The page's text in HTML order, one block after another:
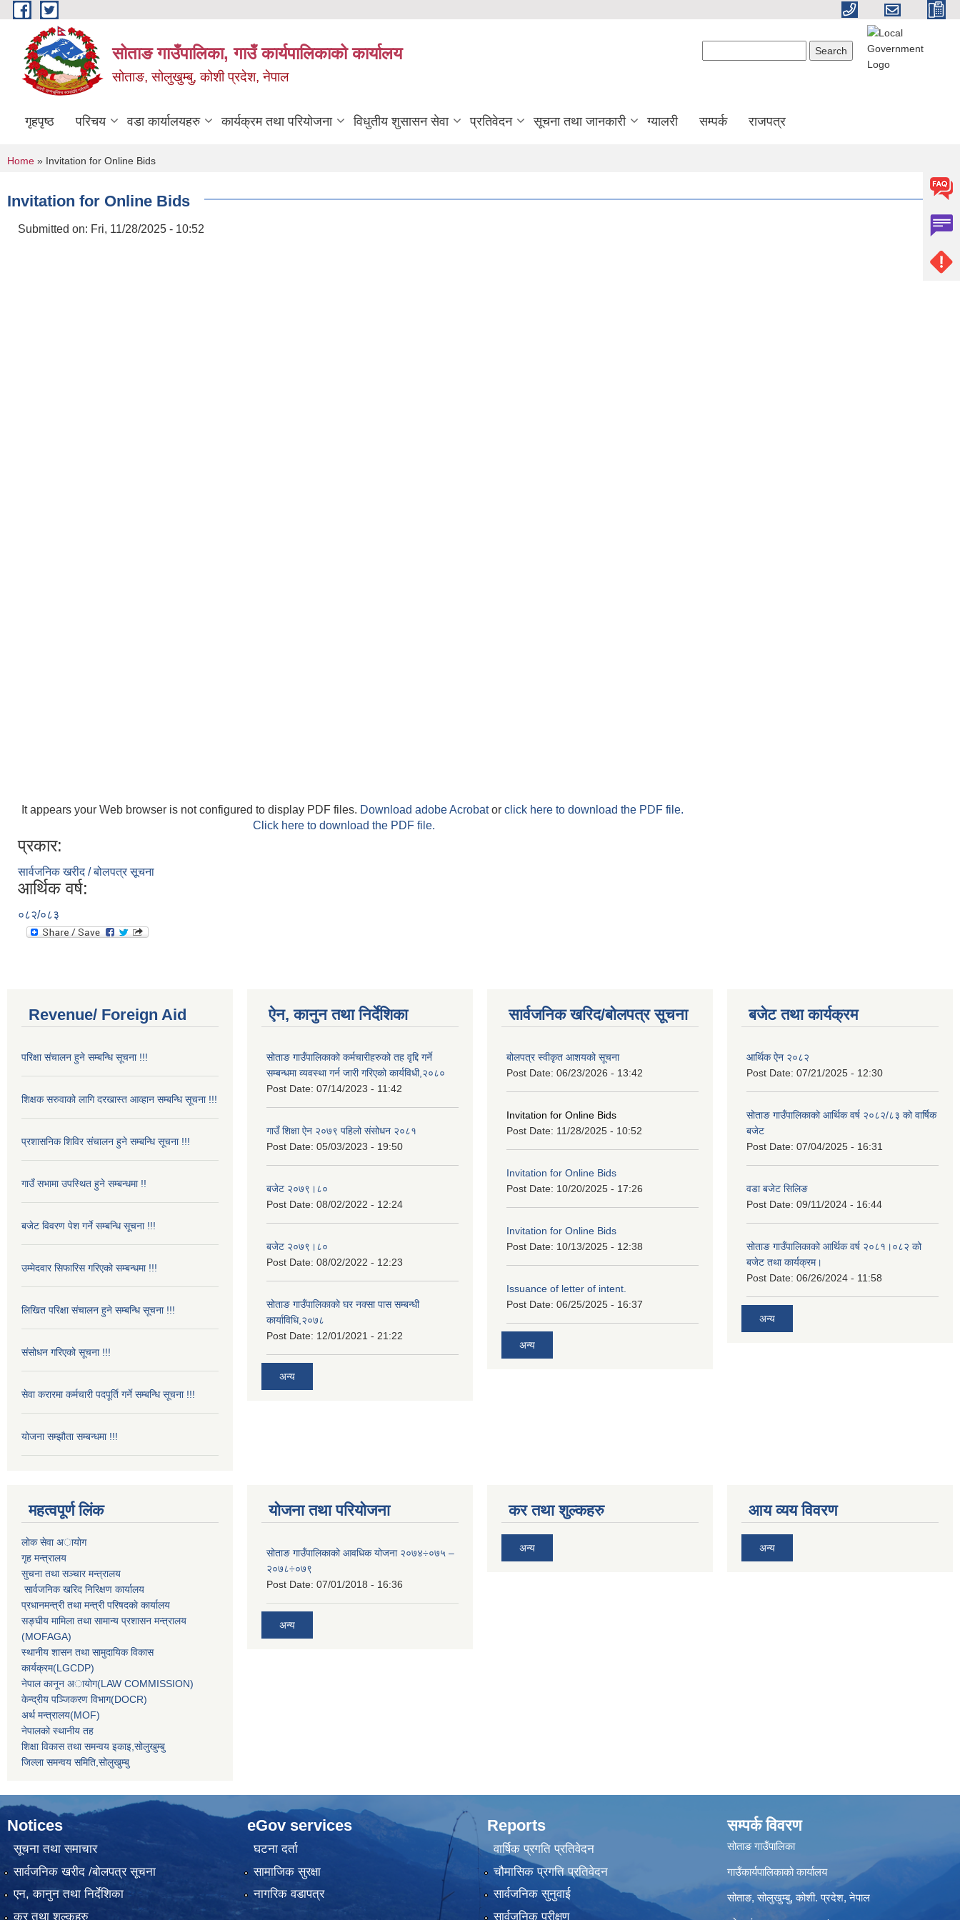
Skip to main content
सोताङ गाउँपालिका, गाउँ कार्यपालिकाको कार्यालय
सोताङ, सोलुखुम्बु, कोशी प्रदेश, नेपाल
गृहपृष्ठ परिचय वडा कार्यालयहरु कार्यक्रम तथा परियोजना विधुतीय शुसासन सेवा प्रतिवेदन सूचना तथा जानकारी ग्यालरी सम्पर्क राजपत्र
You are here
Home » Invitation for Online Bids
Invitation for Online Bids
Submitted on: Fri, 11/28/2025 - 10:52
It appears your Web browser is not configured to display PDF files. Download adobe Acrobator click here to download the PDF file.
Click here to download the PDF file.
प्रकार:
सार्वजनिक खरीद / बोलपत्र सूचना
आर्थिक वर्ष:
०८२/०८३
Revenue/ Foreign Aid
परिक्षा संचालन हुने सम्बन्धि सूचना !!!
शिक्षक सरुवाको लागि दरखास्त आव्हान सम्बन्धि सूचना !!!
प्रशासनिक शिविर संचालन हुने सम्बन्धि सूचना !!!
गाउँ सभामा उपस्थित हुने सम्बन्धमा !!
बजेट विवरण पेश गर्ने सम्बन्धि सूचना !!!
उम्मेदवार सिफारिस गरिएको सम्बन्धमा !!!
लिखित परिक्षा संचालन हुने सम्बन्धि सूचना !!!
संसोधन गरिएको सूचना !!!
सेवा करारमा कर्मचारी पदपूर्ति गर्ने सम्बन्धि सूचना !!!
योजना सम्झौता सम्बन्धमा !!!
ऐन, कानुन तथा निर्देशिका
सोताङ गाउँपालिकाको कर्मचारीहरुको तह वृद्दि गर्ने
सम्बन्धमा व्यवस्था गर्न जारी गरिएको कार्यविधी,२०८०
Post Date: 07/14/2023 - 11:42
गाउँ शिक्षा ऐन २०७९ पहिलो संसोधन २०८१
Post Date: 05/03/2023 - 19:50
बजेट २०७९।८०
Post Date: 08/02/2022 - 12:24
बजेट २०७९।८०
Post Date: 08/02/2022 - 12:23
सोताङ गाउँपालिकाको घर नक्सा पास सम्बन्धी
कार्याविधि,२०७८
Post Date: 12/01/2021 - 21:22
अन्य
सार्वजनिक खरिद/बोलपत्र सूचना
बोलपत्र स्वीकृत आशयको सूचना
Post Date: 06/23/2026 - 13:42
Invitation for Online Bids
Post Date: 11/28/2025 - 10:52
Invitation for Online Bids
Post Date: 10/20/2025 - 17:26
Invitation for Online Bids
Post Date: 10/13/2025 - 12:38
Issuance of letter of intent.
Post Date: 06/25/2025 - 16:37
अन्य
बजेट तथा कार्यक्रम
आर्थिक ऐन २०८२
Post Date: 07/21/2025 - 12:30
सोताङ गाउँपालिकाको आर्थिक वर्ष २०८२/८३ को वार्षिक
बजेट
Post Date: 07/04/2025 - 16:31
वडा बजेट सिलिङ
Post Date: 09/11/2024 - 16:44
सोताङ गाउँपालिकाको आर्थिक वर्ष २०८१।०८२ को
बजेट तथा कार्यक्रम।
Post Date: 06/26/2024 - 11:58
अन्य
महत्वपूर्ण लिंक
लाेक सेवा अायाेग
गृह मन्त्रालय
सुचना तथा सञ्चार मन्त्रालय
सार्वजनिक खरिद निरिक्षण कार्यालय
प्रधानमन्त्री तथा मन्त्री परिषदकाे कार्यालय
सङ्घीय मामिला तथा सामान्य प्रशासन मन्त्रालय
(MOFAGA)
स्थानीय शासन तथा सामुदायिक विकास
कार्यक्रम(LGCDP)
नेपाल कानून अायोग(LAW COMMISSION)
केन्‍द्रीय पञ्‍जिकरण विभाग(DOCR)
अर्थ मन्‍त्रालय(MOF)
नेपालको स्थानीय तह
शिक्षा विकास तथा समन्वय इकाइ,सोलुखुम्बु
जिल्ला समन्वय समिति,सोलुखुम्बु
योजना तथा परियोजना
सोताङ गाउँपालिकाको आवधिक योजना २०७४÷०७५ –
२०७८÷०७९
Post Date: 07/01/2018 - 16:36
अन्य
कर तथा शुल्कहरु
अन्य
आय व्यय विवरण
अन्य
Notices
सूचना तथा समाचार
सार्वजनिक खरीद /बोलपत्र सूचना
एन, कानुन तथा निर्देशिका
कर तथा शुल्कहरु
eGov services
घटना दर्ता
सामाजिक सुरक्षा
नागरिक वडापत्र
Reports
वार्षिक प्रगति प्रतिवेदन
चौमासिक प्रगति प्रतिवेदन
सार्वजनिक सुनुवाई
सार्वजनिक परीक्षण
सम्पर्क विवरण
सोताङ गाउँपालिका
गाउँकार्यपालिकाको कार्यालय
सोताङ, सोलुखुम्बु, कोशी. प्रदेश, नेपाल